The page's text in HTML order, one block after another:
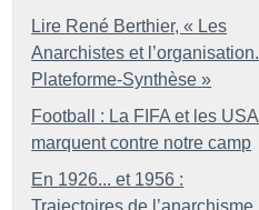
Lire René Berthier, « Les
Anarchistes et l’organisation.
Plateforme-Synthèse »
Football : La FIFA et les USA
marquent contre notre camp
En 1926... et 1956 :
Trajectoires de l’anarchisme